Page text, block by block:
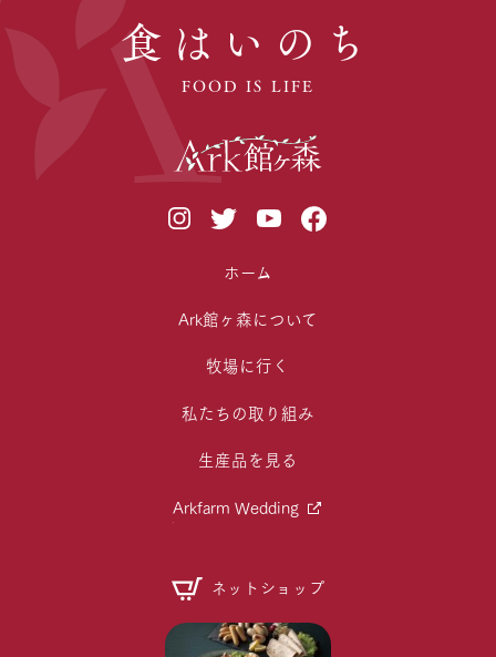
食はいのち
FOOD IS LIFE
ホーム
Ark館ヶ森について
牧場に行く
私たちの取り組み
生産品を見る
Arkfarm Wedding
ネットショップ